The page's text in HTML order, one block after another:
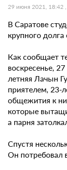
29 июня 2021, 18:42
В Саратове
крупного долга
Как сообщает
воскресенье,
летняя Лачын
приятелем, 23-
общежития к
которые
а парня
Спустя
Он потребовал